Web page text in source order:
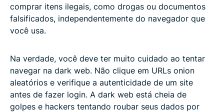
comprar itens ilegais, como drogas ou documentos
falsificados, independentemente do navegador que
você usa.
Na verdade, você deve ter muito cuidado ao tentar
navegar na dark web. Não clique em URLs onion
aleatórios e verifique a autenticidade de um site
antes de fazer login. A dark web está cheia de
golpes e hackers tentando roubar seus dados por